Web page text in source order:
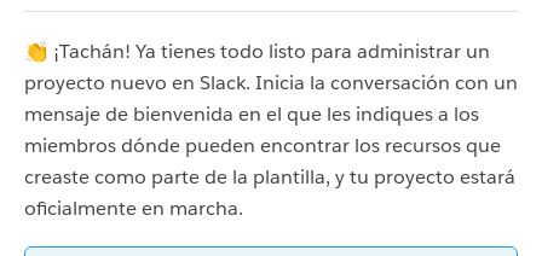
👏 ¡Tachán! Ya tienes todo listo para administrar un
proyecto nuevo en Slack. Inicia la conversación con un
mensaje de bienvenida en el que les indiques a los
miembros dónde pueden encontrar los recursos que
creaste como parte de la plantilla, y tu proyecto estará
oficialmente en marcha.